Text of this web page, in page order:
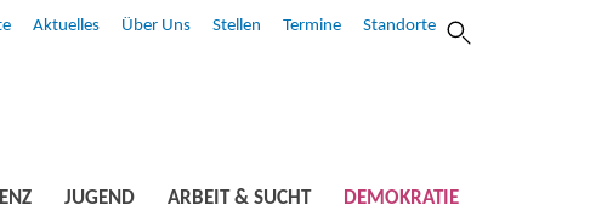
Aktuelles Über Uns Stellen Termine Standorte
JUGEND ARBEIT & SUCHT DEMOKRATIE